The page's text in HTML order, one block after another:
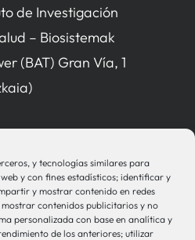
y tecnologías similares para
y con fines estadísticos; identificar y
y mostrar contenido en redes
contenidos publicitarios y no
personalizada con base en analítica y
de los anteriores; utilizar
de Investigación
– Biosistemak
(BAT) Gran Vía, 1
sistemak.eus